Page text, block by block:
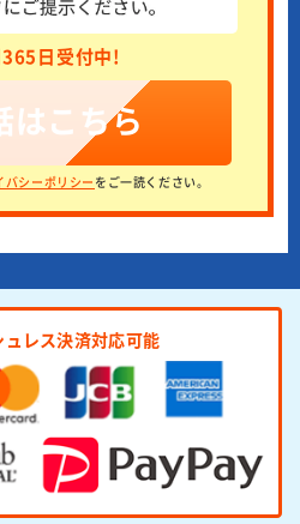
日受付中!
はこちら
バシーポリシー をご一読ください。
レス決済対応可能